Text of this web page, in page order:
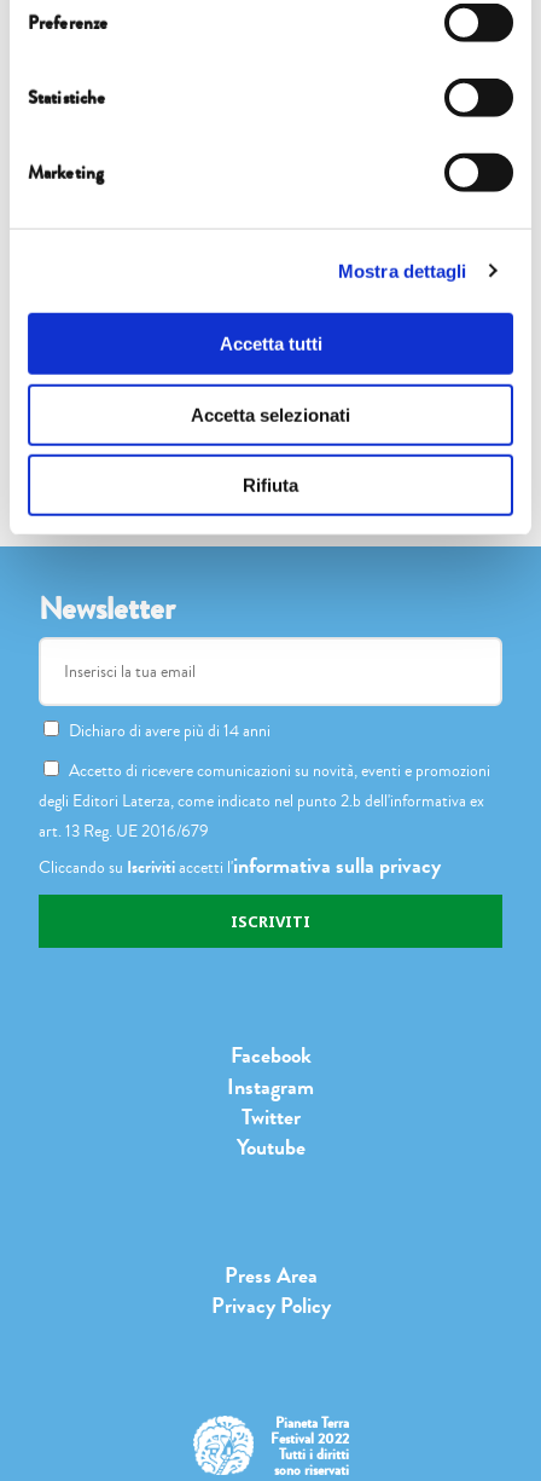
Preferenze
Statistiche
Marketing
Mostra dettagli
Accetta tutti
Accetta selezionati
Rifiuta
ASSOLO
Newsletter
Dichiaro di avere più di 14 anni
Accetto di ricevere comunicazioni su novità, eventi e promozioni
degli Editori Laterza, come indicato nel punto 2.b dell'informativa ex
art. 13 Reg. UE 2016/679
Cliccando su Iscrivitiaccetti l'informativa sulla privacy
Facebook
Instagram
Twitter
Youtube
Press Area
Privacy Policy
Pianeta Terra
Festival 2022
Tutti i diritti
sono riservati